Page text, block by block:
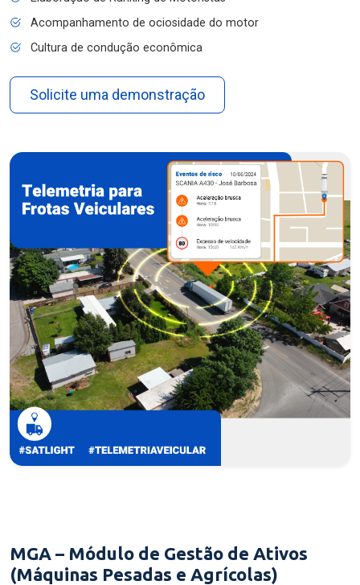
Acompanhamento de ociosidade do motor
Cultura de condução econômica
Solicite uma demonstração
MGA – Módulo de Gestão de Ativos
(Máquinas Pesadas e Agrícolas)